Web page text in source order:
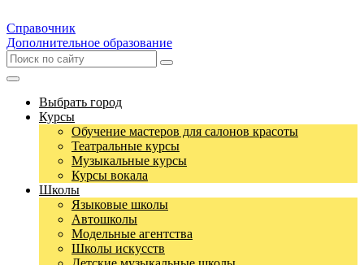
Справочник
Дополнительное образование
Выбрать город
Курсы
Обучение мастеров для салонов красоты
Театральные курсы
Музыкальные курсы
Курсы вокала
Школы
Языковые школы
Автошколы
Модельные агентства
Школы искусств